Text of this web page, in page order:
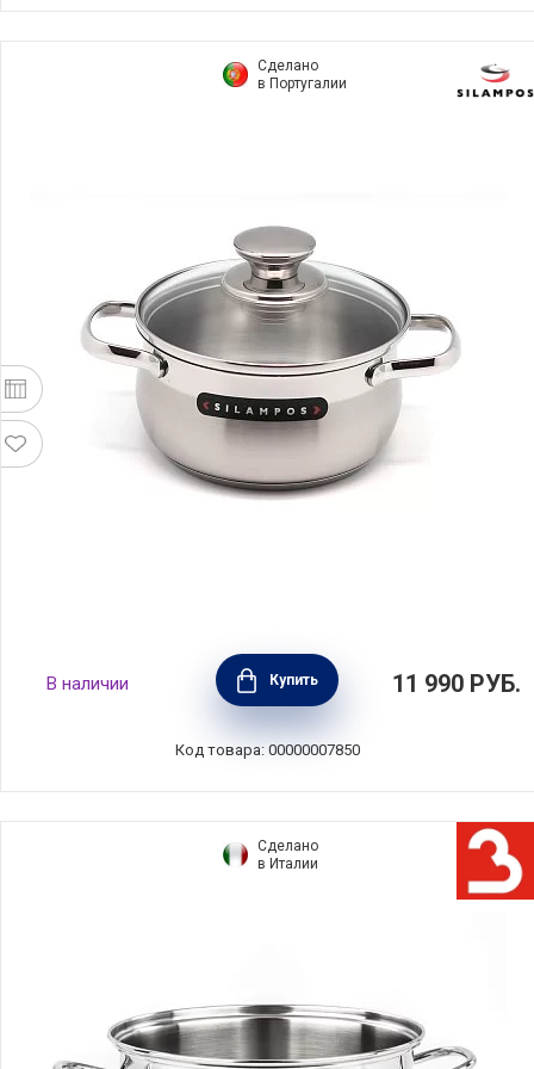
Сделано
в Португалии
Кастрюля из нержавеющей стали с
крышкой "Роял" объем 2,75 л, диаметр 20
см, Silampos, Португалия, 633123VY1020
В наличии Купить 11 990 РУБ.
Код товара: 00000007850
Сделано
в Италии